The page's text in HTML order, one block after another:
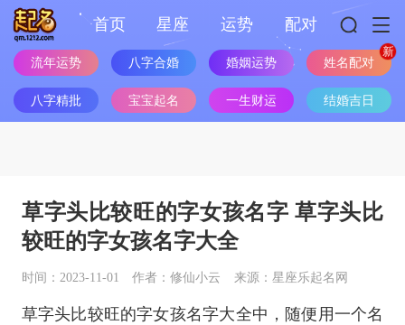
首页 星座 运势 配对
流年运势 八字合婚 婚姻运势 姓名配对
八字精批 宝宝起名 一生财运 结婚吉日
草字头比较旺的字女孩名字 草字头比
较旺的字女孩名字大全
时间：2023-11-01 作者：修仙小云 来源：星座乐起名网
草字头比较旺的字女孩名字大全中，随便用一个名